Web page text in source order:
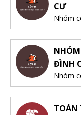
CƯ
Nhóm
ĐÌNH
Nhóm
TOÁN